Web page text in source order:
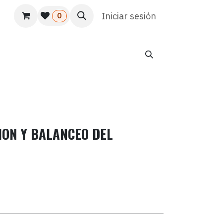
Usuario Atención al cliente HR
0 Iniciar sesión
Y BALANCEO DEL